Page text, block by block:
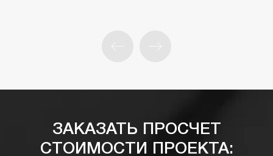
ЗАКАЗАТЬ ПРОСЧЕТ
СТОИМОСТИ ПРОЕКТА: